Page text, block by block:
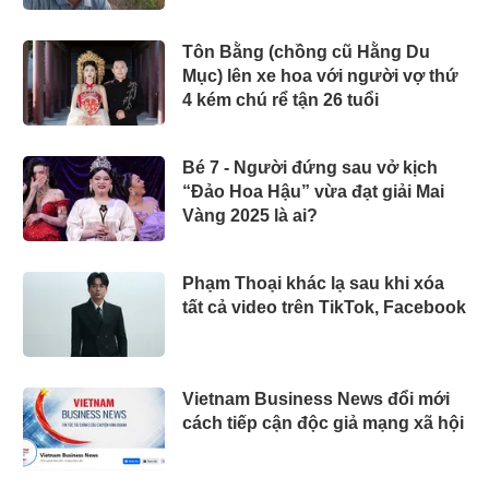
Tôn Bằng (chồng cũ Hằng Du
Mục) lên xe hoa với người vợ thứ
4 kém chú rể tận 26 tuổi
Bé 7 - Người đứng sau vở kịch
“Đảo Hoa Hậu” vừa đạt giải Mai
Vàng 2025 là ai?
Phạm Thoại khác lạ sau khi xóa
tất cả video trên TikTok, Facebook
Vietnam Business News đổi mới
cách tiếp cận độc giả mạng xã hội